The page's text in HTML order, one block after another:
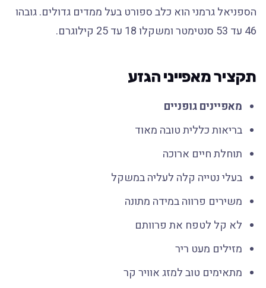
הספניאל גרמני הוא כלב ספורט בעל ממדים גדולים. גובהו
46 עד 53 סנטימטר ומשקלו 18 עד 25 קילוגרם.
תקציר מאפייני הגזע
מאפיינים גופניים
בריאות כללית טובה מאוד
תוחלת חיים ארוכה
בעלי נטייה קלה לעליה במשקל
משירים פרווה במידה מתונה
לא קל לטפח את פרוותם
מזילים מעט ריר
מתאימים טוב למזג אוויר קר